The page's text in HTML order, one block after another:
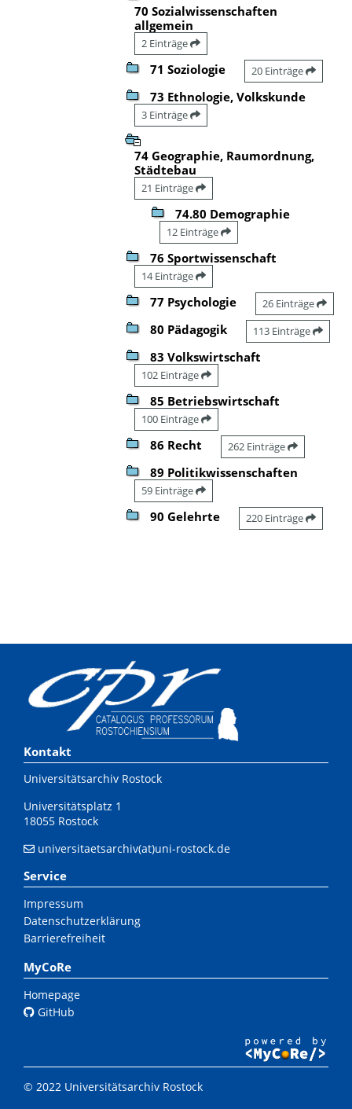
70 Sozialwissenschaften
allgemein
2 Einträge
71 Soziologie 20 Einträge
73 Ethnologie, Volkskunde
3 Einträge
74 Geographie, Raumordnung,
Städtebau
21 Einträge
74.80 Demographie
12 Einträge
76 Sportwissenschaft
14 Einträge
77 Psychologie 26 Einträge
80 Pädagogik 113 Einträge
83 Volkswirtschaft
102 Einträge
85 Betriebswirtschaft
100 Einträge
86 Recht 262 Einträge
89 Politikwissenschaften
59 Einträge
90 Gelehrte 220 Einträge
Kontakt
Universitätsarchiv Rostock
Universitätsplatz 1
18055 Rostock
universitaetsarchiv(at)uni-rostock.de
Service
Impressum
Datenschutzerklärung
Barrierefreiheit
MyCoRe
Homepage
GitHub
© 2022 Universitätsarchiv Rostock